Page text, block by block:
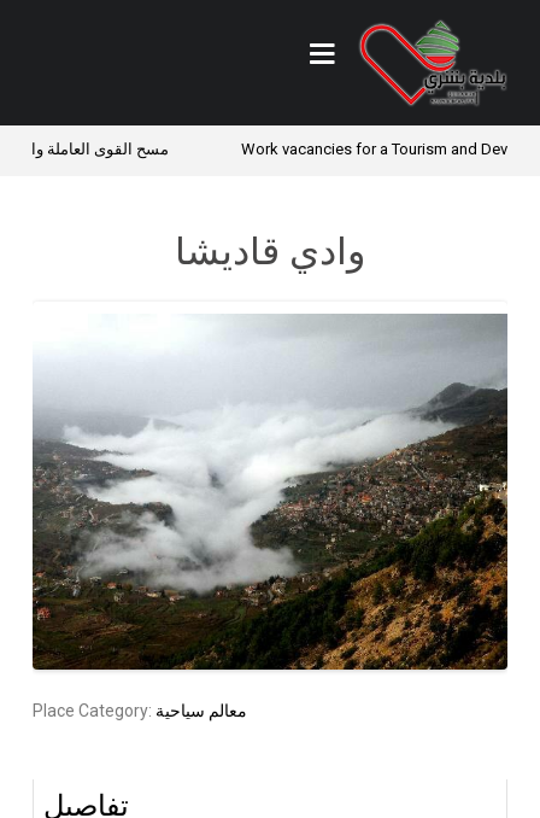
Work vacancies for a Tourism and مسح القوى العاملة
وادي قاديشا
Place Category: معالم سياحية
تفاصيل